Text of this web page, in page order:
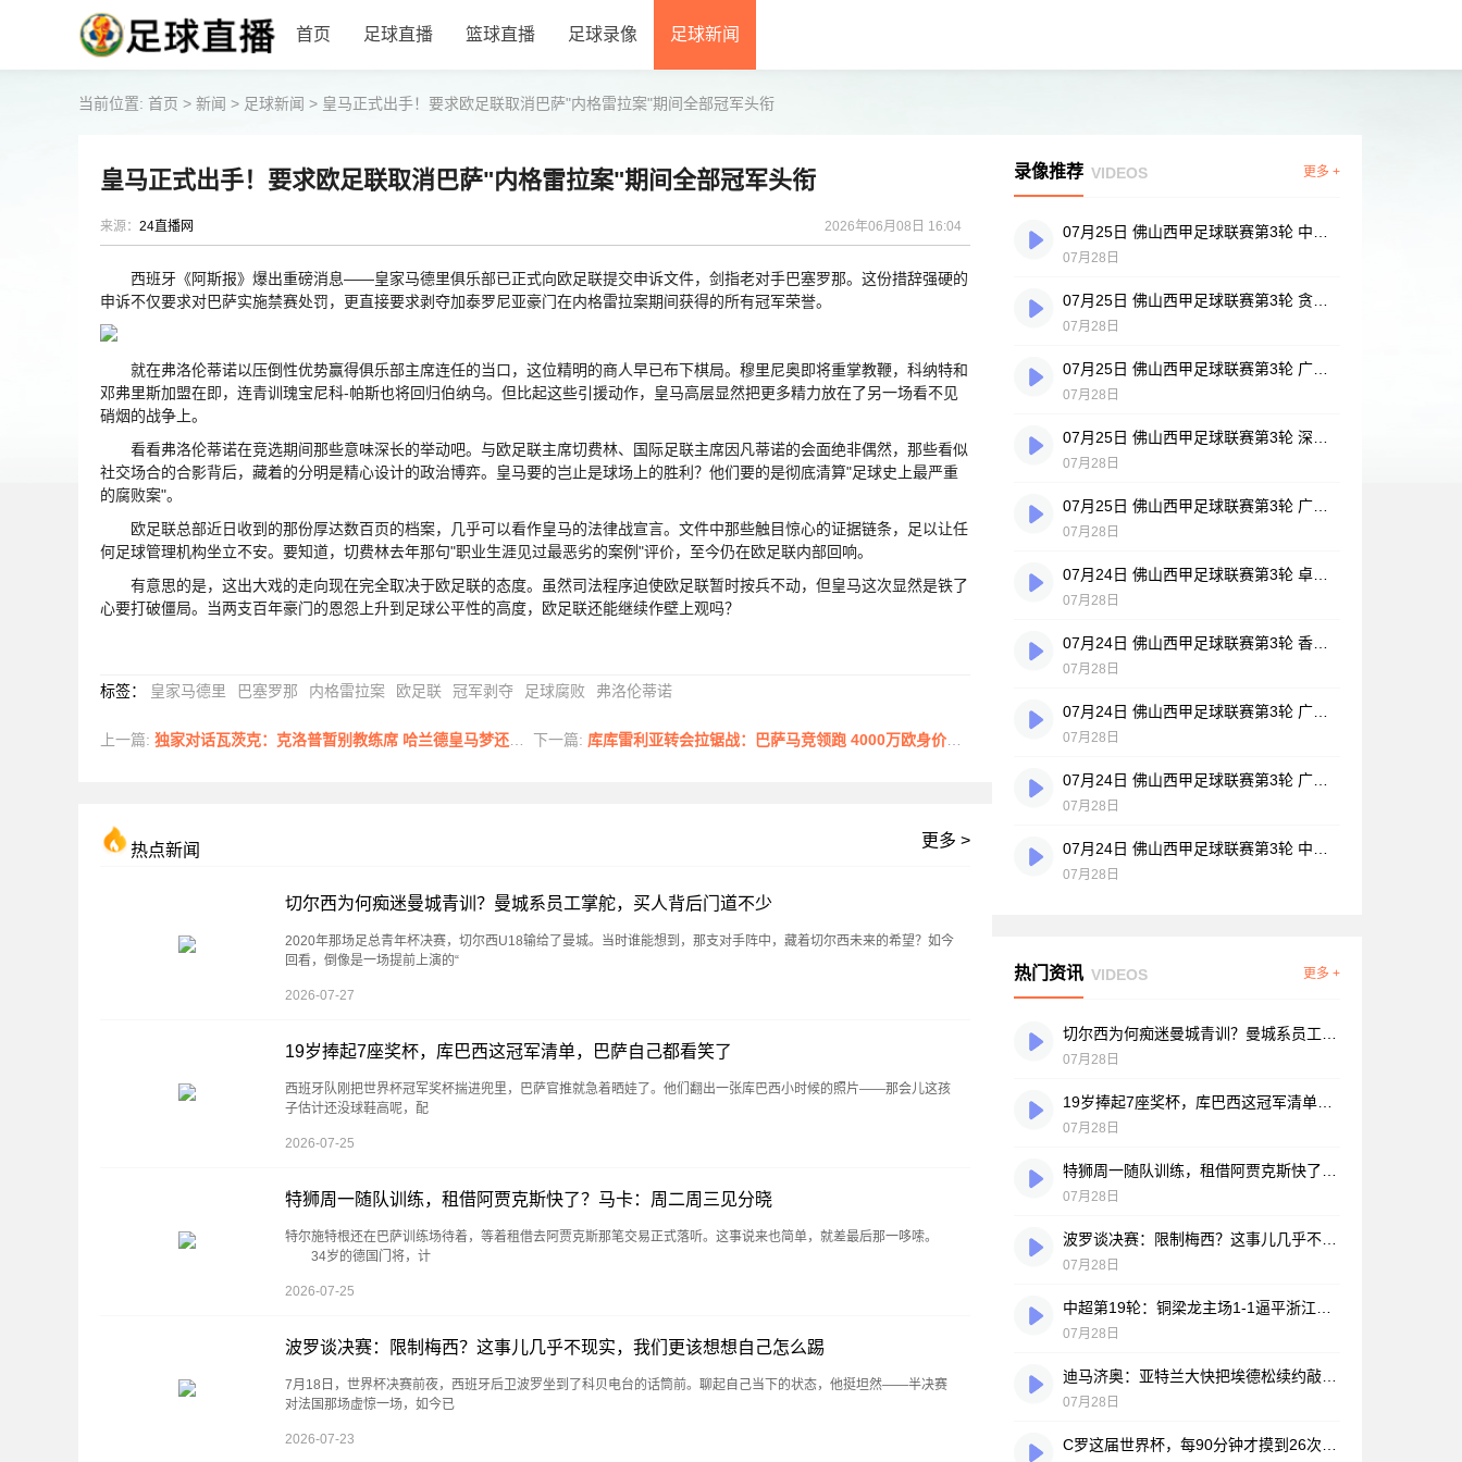
首页 足球直播 篮球直播 足球录像 足球新闻
当前位置: 首页 > 新闻 > 足球新闻 > 皇马正式出手！要求欧足联取消巴萨"内格雷拉案"期间全部冠军头衔
皇马正式出手！要求欧足联取消巴萨"内格雷拉案"期间全部冠军头衔
来源： 24直播网 2026年06月08日 16:04
西班牙《阿斯报》爆出重磅消息——皇家马德里俱乐部已正式向欧足联提交申诉文件，剑指老对手巴塞罗那。这份措辞强硬的
申诉不仅要求对巴萨实施禁赛处罚，更直接要求剥夺加泰罗尼亚豪门在内格雷拉案期间获得的所有冠军荣誉。
就在弗洛伦蒂诺以压倒性优势赢得俱乐部主席连任的当口，这位精明的商人早已布下棋局。穆里尼奥即将重掌教鞭，科纳特和
邓弗里斯加盟在即，连青训瑰宝尼科-帕斯也将回归伯纳乌。但比起这些引援动作，皇马高层显然把更多精力放在了另一场看不见
硝烟的战争上。
看看弗洛伦蒂诺在竞选期间那些意味深长的举动吧。与欧足联主席切费林、国际足联主席因凡蒂诺的会面绝非偶然，那些看似
社交场合的合影背后，藏着的分明是精心设计的政治博弈。皇马要的岂止是球场上的胜利？他们要的是彻底清算"足球史上最严重
的腐败案"。
欧足联总部近日收到的那份厚达数百页的档案，几乎可以看作皇马的法律战宣言。文件中那些触目惊心的证据链条，足以让任
何足球管理机构坐立不安。要知道，切费林去年那句"职业生涯见过最恶劣的案例"评价，至今仍在欧足联内部回响。
有意思的是，这出大戏的走向现在完全取决于欧足联的态度。虽然司法程序迫使欧足联暂时按兵不动，但皇马这次显然是铁了
心要打破僵局。当两支百年豪门的恩怨上升到足球公平性的高度，欧足联还能继续作壁上观吗？
标签： 皇家马德里 巴塞罗那 内格雷拉案 欧足联 冠军剥夺 足球腐败 弗洛伦蒂诺
上一篇: 独家对话瓦茨克：克洛普暂别教练席 哈兰德皇马梦还需等待 下一篇: 库库雷利亚转会拉锯战：巴萨马竞领跑 4000万欧身价成焦点
热点新闻
更多 >
切尔西为何痴迷曼城青训？曼城系员工掌舵，买人背后门道不少
2020年那场足总青年杯决赛，切尔西U18输给了曼城。当时谁能想到，那支对手阵中，藏着切尔西未来的希望？如今
回看，倒像是一场提前上演的“
2026-07-27
19岁捧起7座奖杯，库巴西这冠军清单，巴萨自己都看笑了
西班牙队刚把世界杯冠军奖杯揣进兜里，巴萨官推就急着晒娃了。他们翻出一张库巴西小时候的照片——那会儿这孩
子估计还没球鞋高呢，配
2026-07-25
特狮周一随队训练，租借阿贾克斯快了？马卡：周二周三见分晓
特尔施特根还在巴萨训练场待着，等着租借去阿贾克斯那笔交易正式落听。这事说来也简单，就差最后那一哆嗦。
34岁的德国门将，计
2026-07-25
波罗谈决赛：限制梅西？这事儿几乎不现实，我们更该想想自己怎么踢
7月18日，世界杯决赛前夜，西班牙后卫波罗坐到了科贝电台的话筒前。聊起自己当下的状态，他挺坦然——半决赛
对法国那场虚惊一场，如今已
2026-07-23
录像推荐 VIDEOS 更多 +
07月28日
07月28日
07月28日
07月28日
07月28日
07月28日
07月28日
07月28日
07月28日
07月28日
热门资讯 VIDEOS 更多 +
07月28日
07月28日
07月28日
07月28日
07月28日
07月28日